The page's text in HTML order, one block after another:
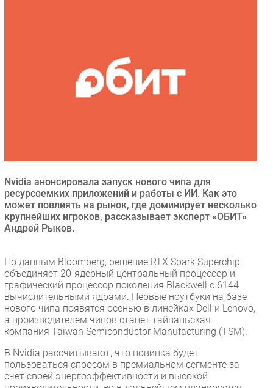
Торговые сети
Оборудование
Регулирование
Финансы
Web
Безопасность
Инновации
Гаджеты
Здоровье
РАЗДЕЛЫ
Аналитика
Интервью
Nvidia анонсировала запуск нового чипа для
ресурсоемких приложений и работы с ИИ. Как это
может повлиять на рынок, где доминирует несколько
крупнейших игроков, рассказывает эксперт «ОБИТ»
Андрей Рыков.
По данным Bloomberg, решение RTX Spark Superchip
объединяет 20-ядерный центральный процессор и
графический процессор поколения Blackwell с 6144
вычислительными ядрами. Первые ноутбуки на базе
нового чипа появятся осенью в линейках Dell и Lenovo,
а производителем чипов станет тайваньская
компания Taiwan Semiconductor Manufacturing (TSM).
В Nvidia рассчитывают, что новинка будет
пользоваться спросом в премиальном сегменте за
счет своей энергоэффективности и высокой